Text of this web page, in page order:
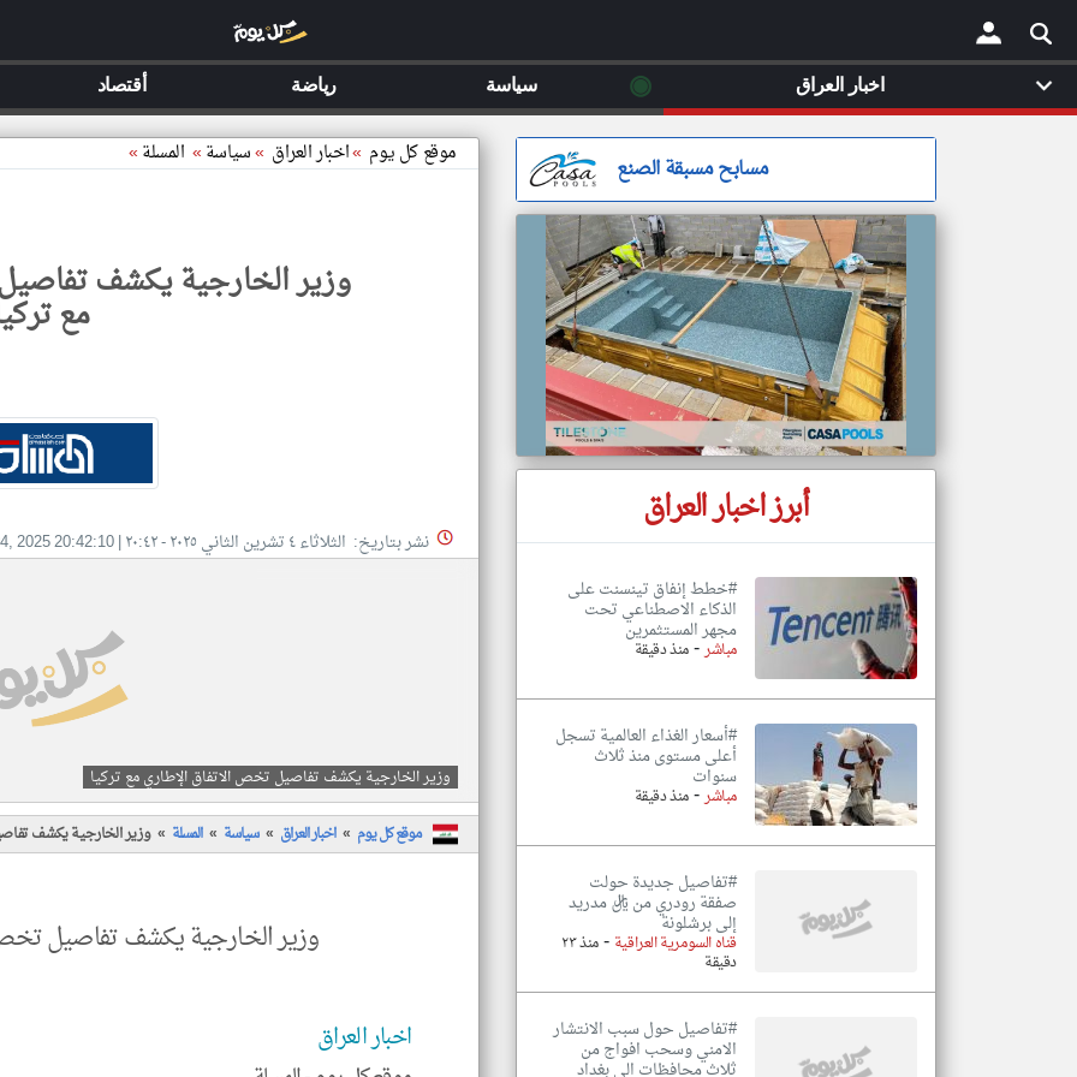
× موقع كل يوم »اخبار العراق »سياسة» المسلة»
وزير الخارجية يكشف
مع
نشر بتاريخ: الثلاثاء ٤ تشرين الثاني ٢٠٢٥ - ٢٠:٤٢ |
2025 20:42:10
وزير الخارجية يكشف تفاصيل تخص الاتفاق الإطاري مع تركيا
موقع كل يوم اخبار العراق سياسة المسلة وزير الخارجية يكشف
وزير الخارجية يكشف تفاصيل تخص
اخبار العراق
مسابح مسبقة الصنع
أبرز اخبار العراق
#خطط إنفاق تينسنت على
الذكاء الاصطناعي تحت
مجهر المستثمرين
مباشر-منذ دقيقة
#أسعار الغذاء العالمية تسجل
أعلى مستوى منذ ثلاث
سنوات
مباشر-منذ دقيقة
#تفاصيل جديدة حولت
صفقة رودري من ريال مدريد
إلى برشلونة
قناه السومرية العراقية - منذ ٢٣
دقيقة
#تفاصيل حول سبب الانتشار
الامني وسحب افواج من
ثلاث محافظات الى بغداد
اخبار العراق ◉ سياسة رياضة أقتصاد